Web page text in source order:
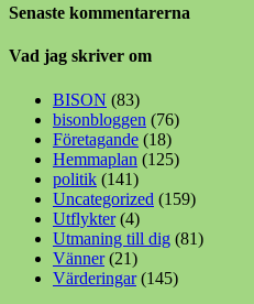
Senaste kommentarerna
Vad jag skriver om
BISON (83)
bisonbloggen (76)
Företagande (18)
Hemmaplan (125)
politik (141)
Uncategorized (159)
Utflykter(4)
Utmaning till dig (81)
Vänner(21)
Värderingar(145)